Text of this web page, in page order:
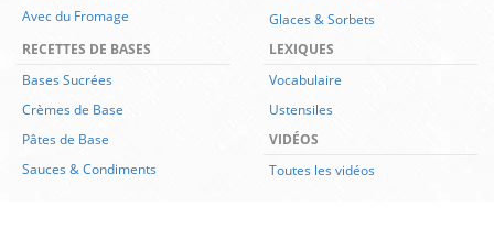
Avec du Fromage
Glaces & Sorbets
RECETTES DE BASES
Bases Sucrées
Crèmes de Base
Pâtes de Base
Sauces & Condiments
LEXIQUES
Vocabulaire
Ustensiles
VIDÉOS
Toutes les vidéos